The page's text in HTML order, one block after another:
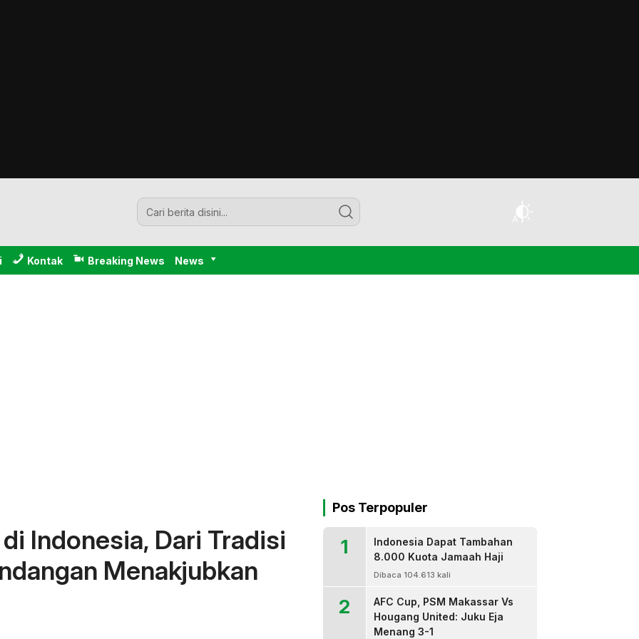
Kontak Breaking News News
Indonesia, Dari Tradisi
Menakjubkan
Pos Terpopuler
1
Indonesia Dapat Tambahan
8.000 Kuota Jamaah Haji
Dibaca 104.613 kali
2
AFC Cup, PSM Makassar Vs
Hougang United: Juku Eja
Menang 3-1